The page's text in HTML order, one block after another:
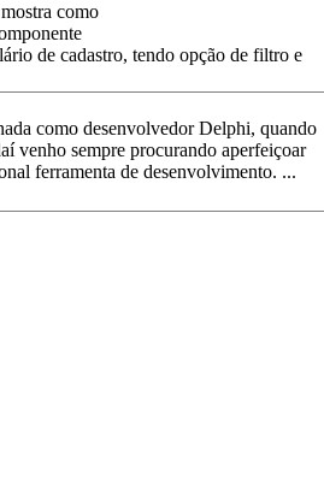
como
de cadastro, tendo opção de filtro e
como desenvolvedor Delphi, quando
venho sempre procurando aperfeiçoar
ferramenta de desenvolvimento. ...